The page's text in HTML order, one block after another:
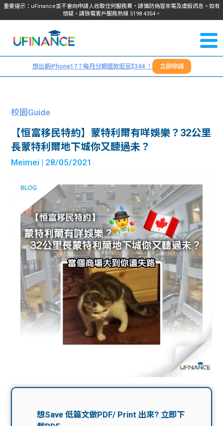
重要提示：uFinance並不會向申請人收取任何服務費，請慎防偽冒來電及虛假訊息。如有
懷疑，請致電客戶服務熱線 5198 4354。
我們
服務
學生
貸款
計算
機
學生
故事
分享
學生
Blog
大專
生筍
工推
介
搵工
常見
問題
學生
福利
uFina
nce
聯絡
我們
們
＋
想出新iPhone17？每月分期還款低至$344 ！ 立即申請
校園Guide
【恒富移民特約】蒙特利爾有咩娛樂？32公里
長蒙特利爾地下城你又聽過未？
Meimei | 28/05/2021